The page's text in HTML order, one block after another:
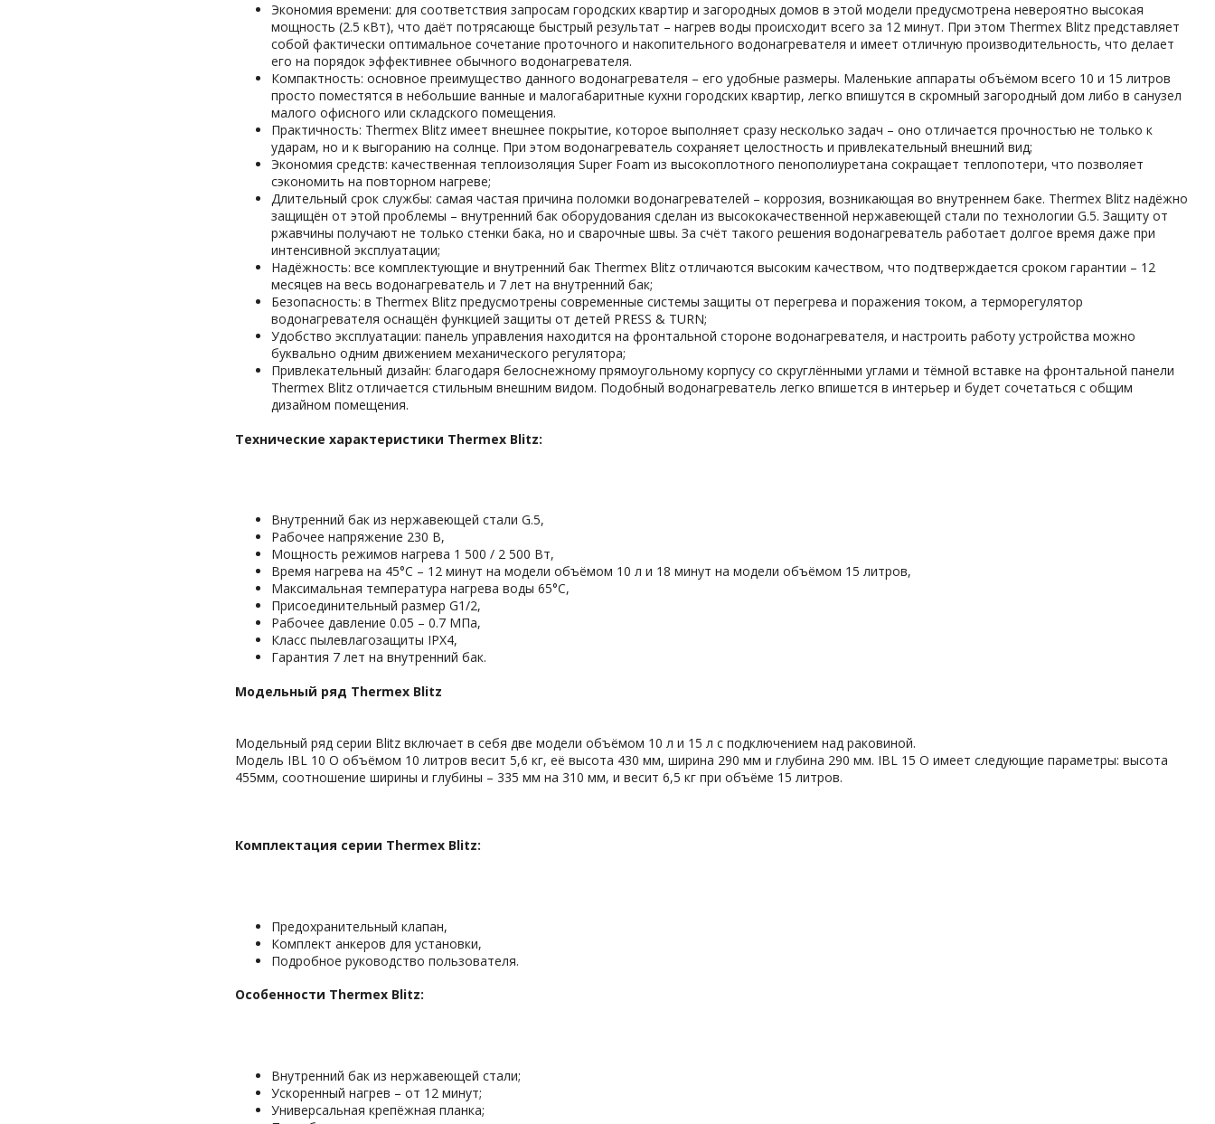
Экономия времени: для соответствия запросам городских квартир и загородных домов в этой модели предусмотрена невероятно высокая
мощность (2.5 кВт), что даёт потрясающе быстрый результат – нагрев воды происходит всего за 12 минут. При этом Thermex Blitz представляет
собой фактически оптимальное сочетание проточного и накопительного водонагревателя и имеет отличную производительность, что делает
его на порядок эффективнее обычного водонагревателя.
Компактность: основное преимущество данного водонагревателя – его удобные размеры. Маленькие аппараты объёмом всего 10 и 15 литров
просто поместятся в небольшие ванные и малогабаритные кухни городских квартир, легко впишутся в скромный загородный дом либо в санузел
малого офисного или складского помещения.
Практичность: Thermex Blitz имеет внешнее покрытие, которое выполняет сразу несколько задач – оно отличается прочностью не только к
ударам, но и к выгоранию на солнце. При этом водонагреватель сохраняет целостность и привлекательный внешний вид;
Экономия средств: качественная теплоизоляция Super Foam из высокоплотного пенополиуретана сокращает теплопотери, что позволяет
сэкономить на повторном нагреве;
Длительный срок службы: самая частая причина поломки водонагревателей – коррозия, возникающая во внутреннем баке. Thermex Blitz надёжно
защищён от этой проблемы – внутренний бак оборудования сделан из высококачественной нержавеющей стали по технологии G.5. Защиту от
ржавчины получают не только стенки бака, но и сварочные швы. За счёт такого решения водонагреватель работает долгое время даже при
интенсивной эксплуатации;
Надёжность: все комплектующие и внутренний бак Thermex Blitz отличаются высоким качеством, что подтверждается сроком гарантии – 12
месяцев на весь водонагреватель и 7 лет на внутренний бак;
Безопасность: в Thermex Blitz предусмотрены современные системы защиты от перегрева и поражения током, а терморегулятор
водонагревателя оснащён функцией защиты от детей PRESS & TURN;
Удобство эксплуатации: панель управления находится на фронтальной стороне водонагревателя, и настроить работу устройства можно
буквально одним движением механического регулятора;
Привлекательный дизайн: благодаря белоснежному прямоугольному корпусу со скруглёнными углами и тёмной вставке на фронтальной панели
Thermex Blitz отличается стильным внешним видом. Подобный водонагреватель легко впишется в интерьер и будет сочетаться с общим
дизайном помещения.
Технические характеристики Thermex Blitz:
Внутренний бак из нержавеющей стали G.5,
Рабочее напряжение 230 В,
Мощность режимов нагрева 1 500 / 2 500 Вт,
Время нагрева на 45°С – 12 минут на модели объёмом 10 л и 18 минут на модели объёмом 15 литров,
Максимальная температура нагрева воды 65°С,
Присоединительный размер G1/2,
Рабочее давление 0.05 – 0.7 МПа,
Класс пылевлагозащиты IPX4,
Гарантия 7 лет на внутренний бак.
Модельный ряд Thermex Blitz
Модельный ряд серии Blitz включает в себя две модели объёмом 10 л и 15 л с подключением над раковиной.
Модель IBL 10 O объёмом 10 литров весит 5,6 кг, её высота 430 мм, ширина 290 мм и глубина 290 мм. IBL 15 O имеет следующие параметры: высота
455мм, соотношение ширины и глубины – 335 мм на 310 мм, и весит 6,5 кг при объёме 15 литров.
Комплектация серии Thermex Blitz:
Предохранительный клапан,
Комплект анкеров для установки,
Подробное руководство пользователя.
Особенности Thermex Blitz:
Внутренний бак из нержавеющей стали;
Ускоренный нагрев – от 12 минут;
Универсальная крепёжная планка;